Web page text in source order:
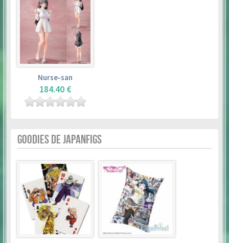
Nurse-san
184.40 €
GOODIES DE JAPANFIGS